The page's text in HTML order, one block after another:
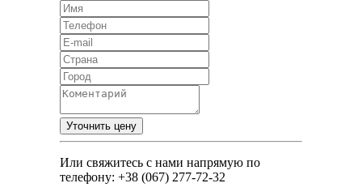
Или свяжитесь с нами напрямую по
телефону: +38 (067) 277-72-32